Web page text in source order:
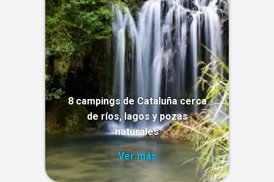
8 campings de Cataluña cerca
de ríos, lagos y pozas
naturales
Ver más